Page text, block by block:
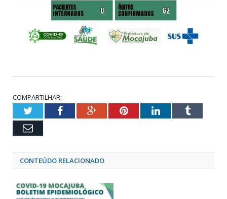
COMPARTILHAR:
TwitterFacebookGoogle+PinterestLinkedInTumblr
Email
CONTEÚDO RELACIONADO